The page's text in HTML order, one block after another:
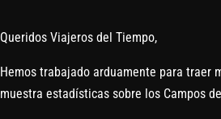
Queridos Viajeros del Tiempo,
Hemos trabajado arduamente para traer
muestra estadísticas sobre los Campos